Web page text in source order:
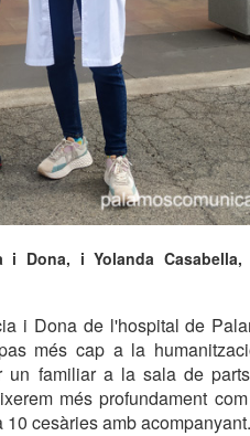
Dona, i Yolanda Casabella,
i Dona de l'hospital de
més cap a la
un familiar a la sala de
més profundament
cesàries amb acompanyant.